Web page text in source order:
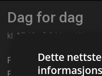
Dag for dag
kl. 17:40 på C More Hits
Fem personer gir seg ut
Europa for å oppfylle en
Dette